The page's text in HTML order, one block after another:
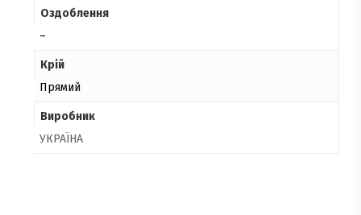
Оздоблення
–
Крій
Прямий
Виробник
УКРАЇНА